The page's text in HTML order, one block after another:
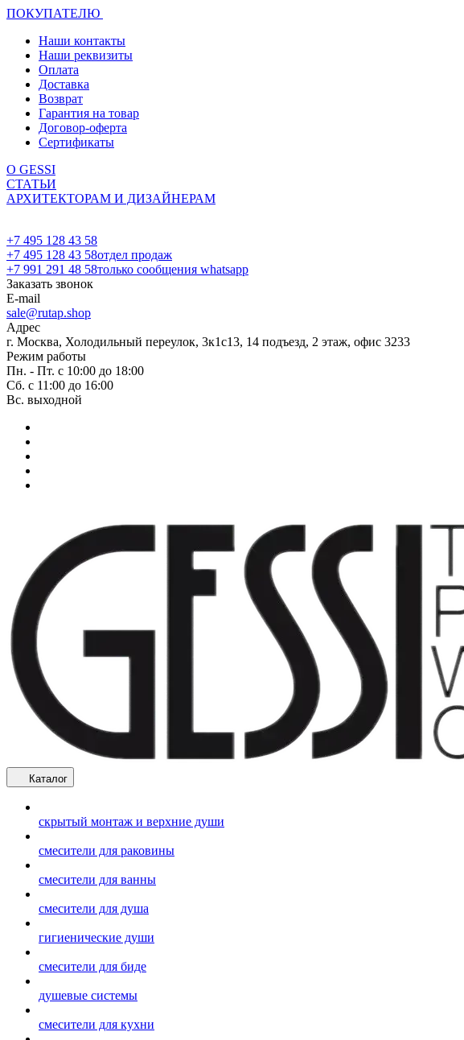
ПОКУПАТЕЛЮ
Наши контакты
Наши реквизиты
Оплата
Доставка
Возврат
Гарантия на товар
Договор-оферта
Сертификаты
О GESSI
СТАТЬИ
АРХИТЕКТОРАМ И ДИЗАЙНЕРАМ
+7 495 128 43 58
+7 495 128 43 58отдел продаж
+7 991 291 48 58только сообщения whatsapp
Заказать звонок
E-mail
sale@rutap.shop
Адрес
г. Москва, Холодильный переулок, 3к1с13, 14 подъезд, 2 этаж, офис 3233
Режим работы
Пн. - Пт. с 10:00 до 18:00
Сб. с 11:00 до 16:00
Вс. выходной
Каталог
скрытый монтаж и верхние души
смесители для раковины
смесители для ванны
смесители для душа
гигиенические души
смесители для биде
душевые системы
смесители для кухни